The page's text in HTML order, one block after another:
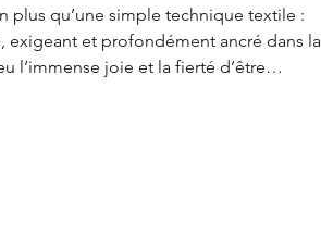
plus qu’une simple technique textile :
exigeant et profondément ancré dans la